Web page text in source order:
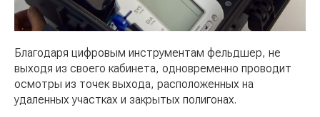
Благодаря цифровым инструментам фельдшер, не
выходя из своего кабинета, одновременно проводит
осмотры из точек выхода, расположенных на
удаленных участках и закрытых полигонах.